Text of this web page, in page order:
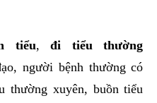
tiểu,đi tiểu thường
người bệnh thường có
thường xuyên, buồn tiểu